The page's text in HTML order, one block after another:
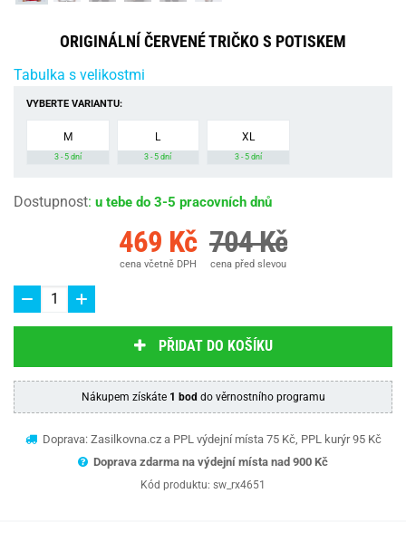
ORIGINÁLNÍ ČERVENÉ TRIČKO S POTISKEM
Tabulka s velikostmi
VYBERTE VARIANTU:
M
3 - 5 dní
L
3 - 5 dní
XL
3 - 5 dní
Dostupnost: u tebe do 3-5 pracovních dnů
469 Kč
cena včetně DPH
704 Kč
cena před slevou
PŘIDAT DO KOŠÍKU
Nákupem získáte 1 bod do věrnostního programu
Doprava: Zasilkovna.cz a PPL výdejní místa 75 Kč, PPL kurýr 95 Kč
Doprava zdarma na výdejní místa nad 900 Kč
Kód produktu: sw_rx4651